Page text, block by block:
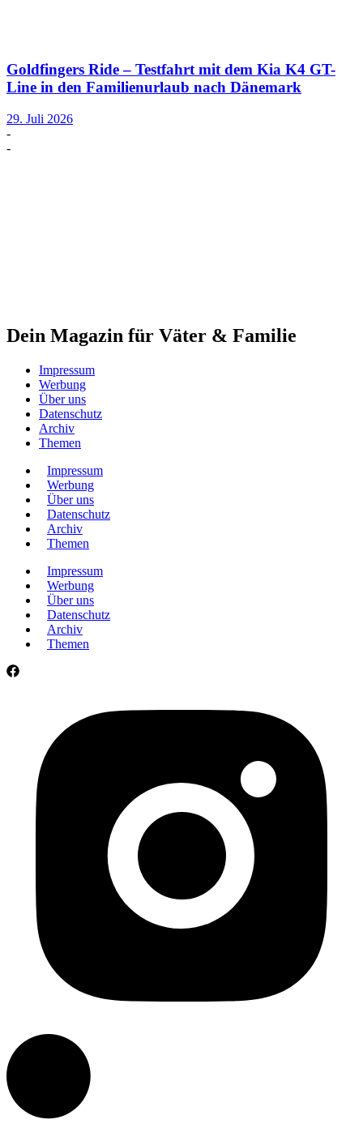
Goldfingers Ride – Testfahrt mit dem Kia K4 GT-
Line in den Familienurlaub nach Dänemark
29. Juli 2026
-
-
Dein Magazin für Väter & Familie
Impressum
Werbung
Über uns
Datenschutz
Archiv
Themen
Impressum
Werbung
Über uns
Datenschutz
Archiv
Themen
Impressum
Werbung
Über uns
Datenschutz
Archiv
Themen